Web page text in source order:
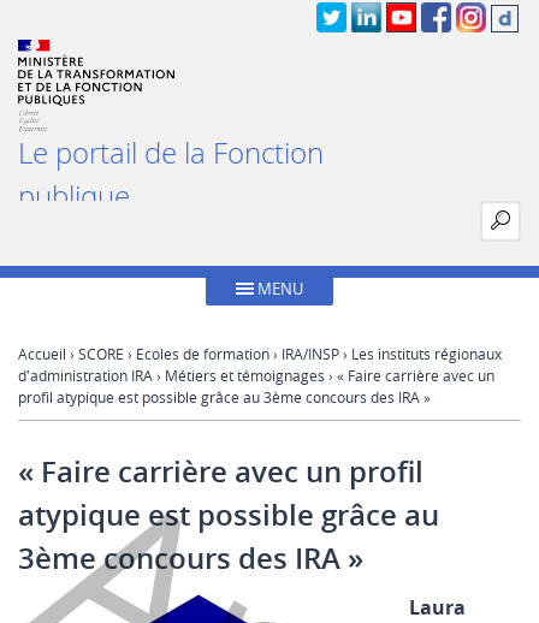
Le portail de la Fonction
publique
MENU
Accueil › SCORE › Ecoles de formation› IRA/INSP› Les instituts régionaux
d'administration IRA › Métiers et témoignages › « Faire carrière avec un
profil atypique est possible grâce au 3ème concours des IRA »
« Faire carrière avec un profil
atypique est possible grâce au
3ème concours des IRA »
Laura